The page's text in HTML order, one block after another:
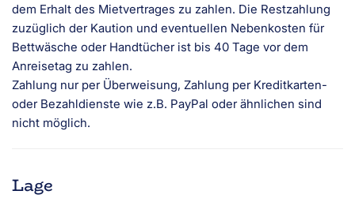
dem Erhalt des Mietvertrages zu zahlen. Die Restzahlung
zuzüglich der Kaution und eventuellen Nebenkosten für
Bettwäsche oder Handtücher ist bis 40 Tage vor dem
Anreisetag zu zahlen.
Zahlung nur per Überweisung, Zahlung per Kreditkarten-
oder Bezahldienste wie z.B. PayPal oder ähnlichen sind
nicht möglich.
Lage